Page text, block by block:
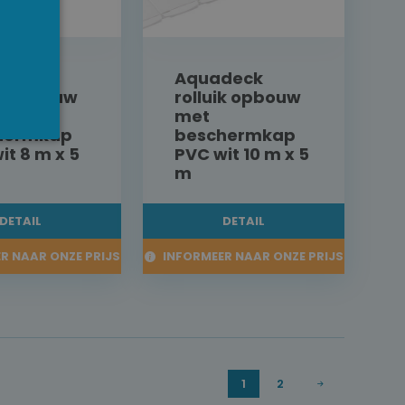
opbouw
8 m x 5
DETAIL
NAAR ONZE PRIJS
Aquadeck
rolluik opbouw
met
beschermkap
PVC wit 10 m x 5
m
DETAIL
INFORMEER NAAR ONZE PRIJS
1 2